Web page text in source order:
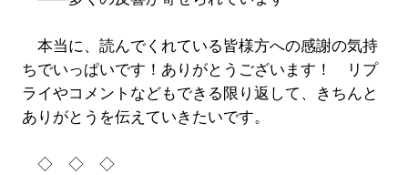
本当に、読んでくれている皆様方への感謝の気持
ちでいっぱいです！ありがとうございます！ リプ
ライやコメントなどもできる限り返して、きちんと
ありがとうを伝えていきたいです。
◇ ◇ ◇